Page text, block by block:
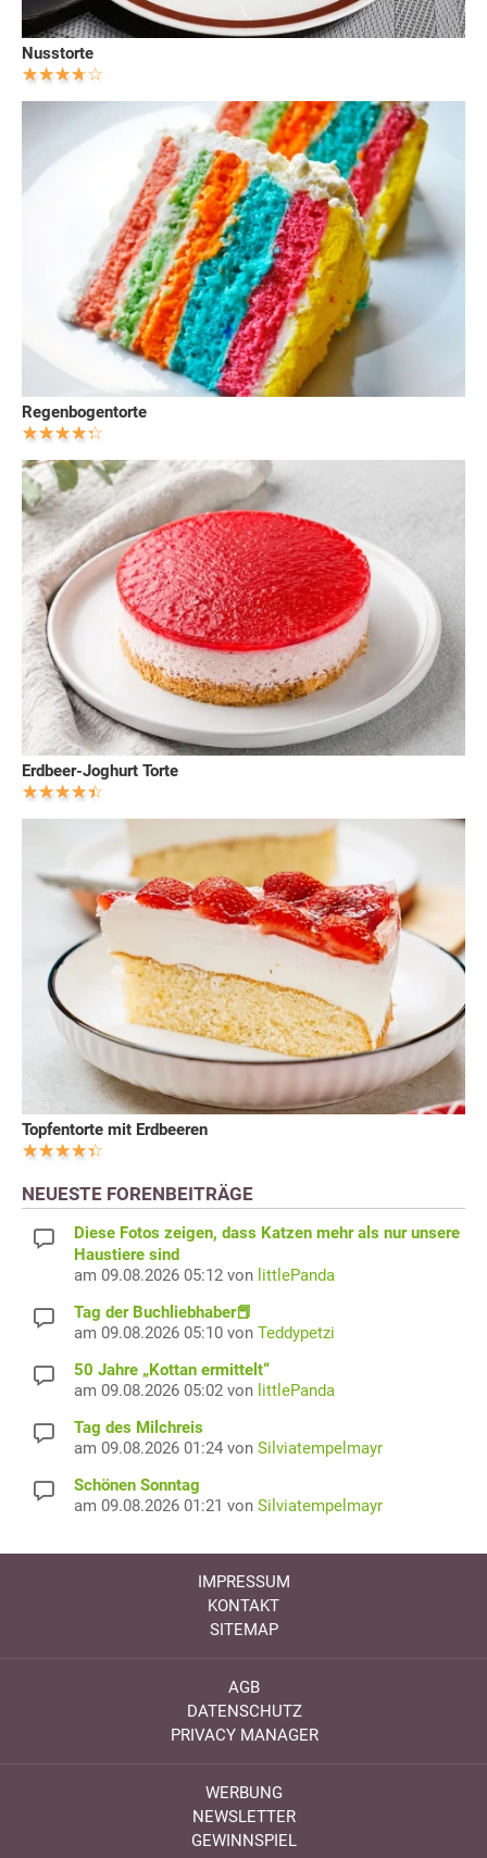
Nusstorte
Regenbogentorte
Erdbeer-Joghurt Torte
Topfentorte mit Erdbeeren
NEUESTE FORENBEITRÄGE
Diese Fotos zeigen, dass Katzen mehr als nur unsere
Haustiere sind
am 09.08.2026 05:12 von littlePanda
Tag der Buchliebhaber📕
am 09.08.2026 05:10 von Teddypetzi
50 Jahre „Kottan ermittelt“
am 09.08.2026 05:02 von littlePanda
Tag des Milchreis
am 09.08.2026 01:24 von Silviatempelmayr
Schönen Sonntag
am 09.08.2026 01:21 von Silviatempelmayr
IMPRESSUM
KONTAKT
SITEMAP
AGB
DATENSCHUTZ
PRIVACY MANAGER
WERBUNG
NEWSLETTER
GEWINNSPIEL